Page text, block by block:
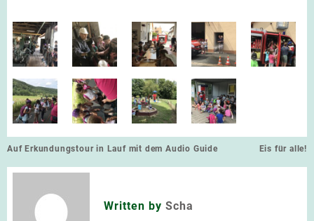
Beitragsnavigation
Auf Erkundungstour in Lauf mit dem Audio Guide Eis für alle!
Written by Scha